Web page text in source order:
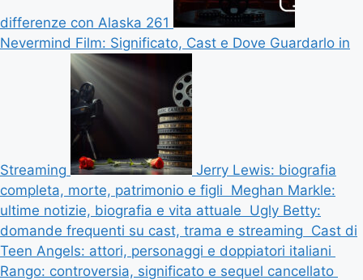
differenze con Alaska 261
Nevermind Film: Significato, Cast e Dove Guardarlo in
Streaming
Jerry Lewis: biografia
completa, morte, patrimonio e figli Meghan Markle:
ultime notizie, biografia e vita attuale Ugly Betty:
domande frequenti su cast, trama e streaming Cast di
Teen Angels: attori, personaggi e doppiatori italiani
Rango: controversia, significato e sequel cancellato